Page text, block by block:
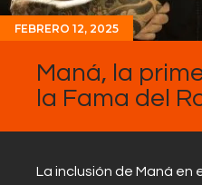
FEBRERO 12, 2025
Maná, la
la Fama del
La inclusión de Maná